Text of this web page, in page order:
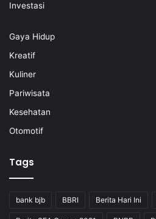
Investasi
Gaya Hidup
Kreatif
Kuliner
Pariwisata
Kesehatan
Otomotif
Tags
bank bjb BBRI Berita Hari Ini